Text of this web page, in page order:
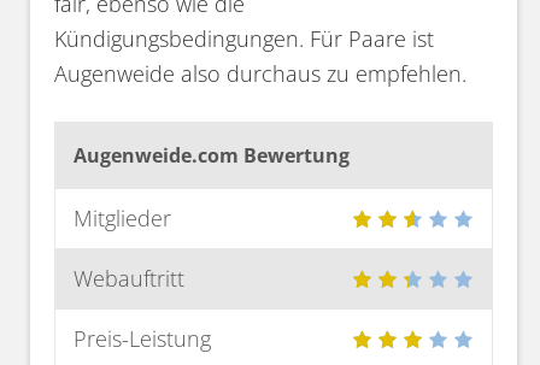
Kündigungsbedingungen. Für Paare ist
Augenweide also durchaus zu empfehlen.
Augenweide.com Bewertung
Mitglieder
Webauftritt
Preis-Leistung